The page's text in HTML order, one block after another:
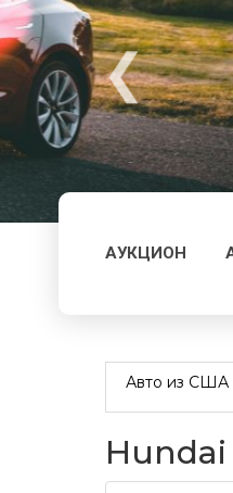
АУКЦИОН
Авто из США
Hundai